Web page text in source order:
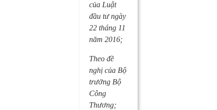
của Luật
đầu tưngày
22 tháng 11
năm 2016;
Theo đề
nghị của Bộ
trưởng Bộ
Công
Thương;